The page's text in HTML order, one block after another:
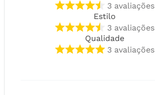
3 avaliações
Estilo
3 avaliações
Qualidade
3 avaliações